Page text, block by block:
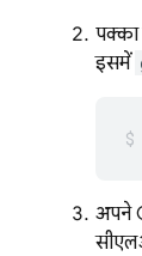
इसमें
अपने